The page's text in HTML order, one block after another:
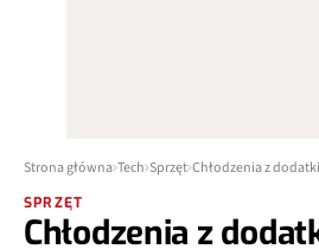
Strona główna Tech Sprzęt
SPRZĘT
Chłodzenia z